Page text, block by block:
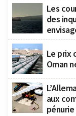
Les
des
Le prix
Oman
aux